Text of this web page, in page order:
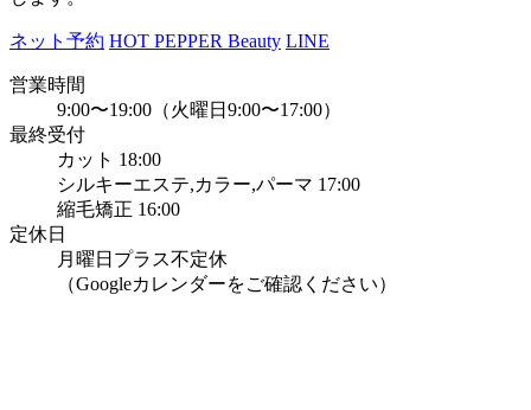
ネット予約 HOT PEPPER Beauty LINE
営業時間
9:00〜19:00（火曜日9:00〜17:00）
最終受付
カット 18:00
シルキーエステ,カラー,パーマ 17:00
縮毛矯正 16:00
定休日
月曜日プラス不定休
（Googleカレンダーをご確認ください）